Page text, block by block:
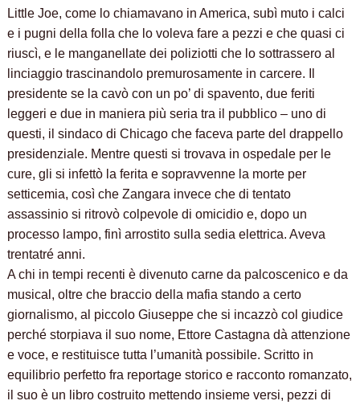
Little Joe, come lo chiamavano in America, subì muto i calci
e i pugni della folla che lo voleva fare a pezzi e che quasi ci
riuscì, e le manganellate dei poliziotti che lo sottrassero al
linciaggio trascinandolo premurosamente in carcere. Il
presidente se la cavò con un po’ di spavento, due feriti
leggeri e due in maniera più seria tra il pubblico – uno di
questi, il sindaco di Chicago che faceva parte del drappello
presidenziale. Mentre questi si trovava in ospedale per le
cure, gli si infettò la ferita e sopravvenne la morte per
setticemia, così che Zangara invece che di tentato
assassinio si ritrovò colpevole di omicidio e, dopo un
processo lampo, finì arrostito sulla sedia elettrica. Aveva
trentatré anni.
A chi in tempi recenti è divenuto carne da palcoscenico e da
musical, oltre che braccio della mafia stando a certo
giornalismo, al piccolo Giuseppe che si incazzò col giudice
perché storpiava il suo nome, Ettore Castagna dà attenzione
e voce, e restituisce tutta l’umanità possibile. Scritto in
equilibrio perfetto fra reportage storico e racconto romanzato,
il suo è un libro costruito mettendo insieme versi, pezzi di